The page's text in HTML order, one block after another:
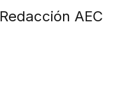
Redacción AEC